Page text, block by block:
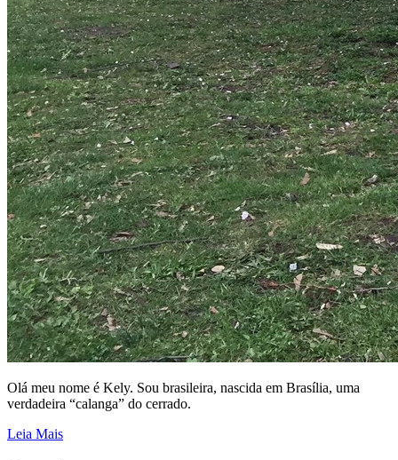
Olá meu nome é Kely. Sou brasileira, nascida em Brasília, uma
verdadeira “calanga” do cerrado.
Leia Mais